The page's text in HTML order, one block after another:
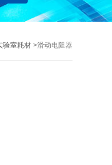
验室耗材>滑动电阻器